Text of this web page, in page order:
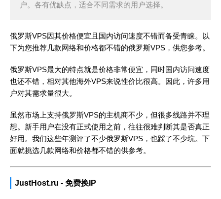
户。各有优缺点，适合不同需求的用户选择。
俄罗斯VPS因其价格便宜且国内访问速度不错而备受青睐。以
下为您推荐几款网络和价格都不错的俄罗斯VPS，供您参考。
俄罗斯VPS最大的特点就是价格非常便宜，同时国内访问速度
也还不错，相对其他海外VPS来说性价比很高。因此，许多用
户对其需求量很大。
虽然市场上支持俄罗斯VPS的主机商不少，但很多线路并不理
想。新手用户在没有正式使用之前，往往很难判断其是否真正
好用。我们这些年测评了不少俄罗斯VPS，也踩了不少坑。下
面就挑选几款网络和价格都不错的供参考。
JustHost.ru - 免费换IP